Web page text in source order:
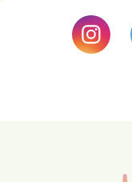
thu
10